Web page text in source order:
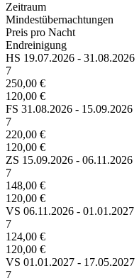
Zeitraum
Mindestübernachtungen
Preis pro Nacht
Endreinigung
HS 19.07.2026 - 31.08.2026
7
250,00 €
120,00 €
FS 31.08.2026 - 15.09.2026
7
220,00 €
120,00 €
ZS 15.09.2026 - 06.11.2026
7
148,00 €
120,00 €
VS 06.11.2026 - 01.01.2027
7
124,00 €
120,00 €
VS 01.01.2027 - 17.05.2027
7